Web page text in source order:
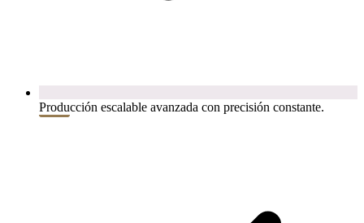
Producción escalable avanzada con precisión constante.